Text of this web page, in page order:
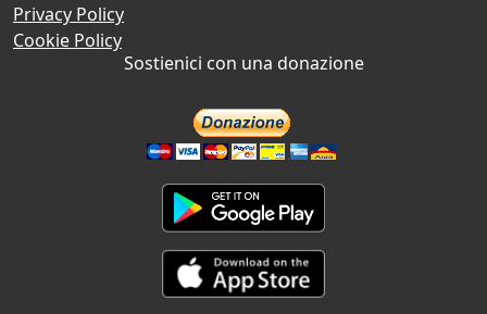
Privacy Policy
Cookie Policy
Sostienici con una donazione